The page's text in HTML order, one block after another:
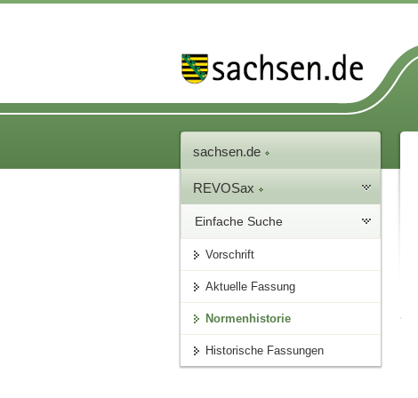
sachsen.de
REVOSax
Einfache Suche
Vorschrift
Aktuelle Fassung
Normenhistorie
Historische Fassungen